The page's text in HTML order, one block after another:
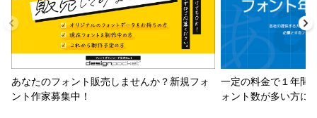
あなたのフォント販売しませんか？新規フォ
ント作家募集中！
一定の料金で１年間
ォント数が多い方に